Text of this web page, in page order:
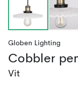
Globen Lighting
Cobbler
Vit